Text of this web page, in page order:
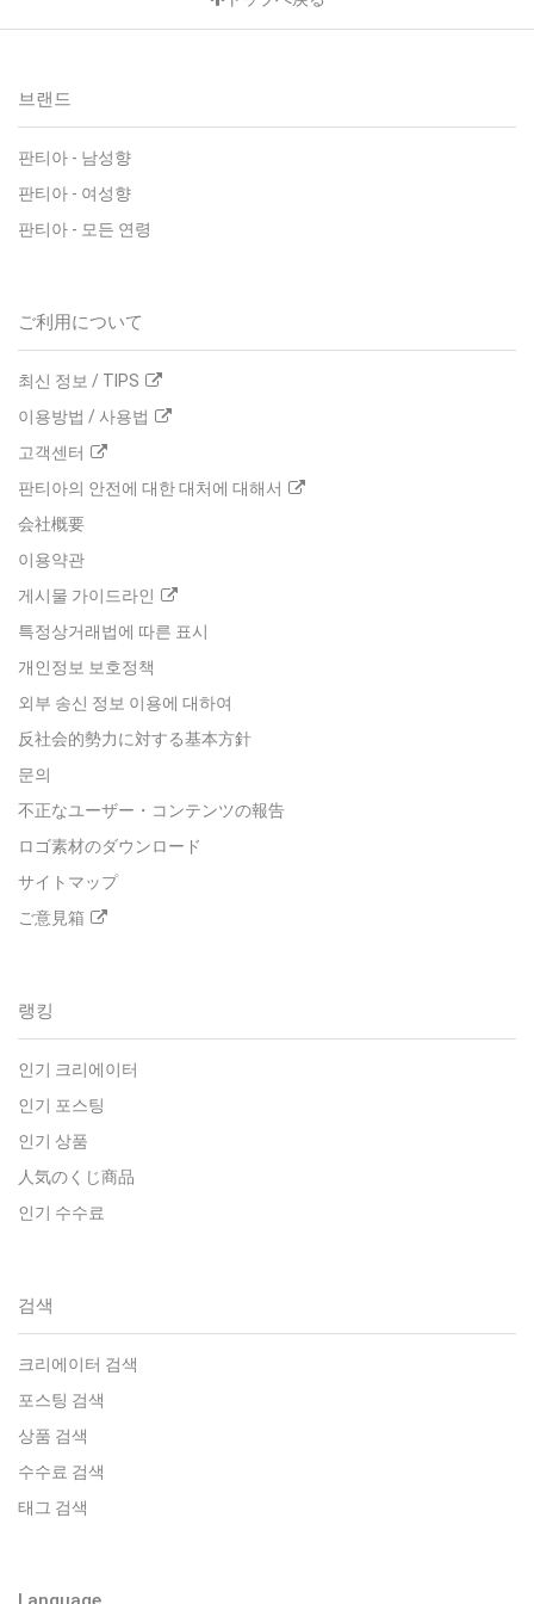
브랜드
판티아 - 남성향
판티아 - 여성향
판티아 - 모든 연령
ご利用について
최신 정보 / TIPS
이용방법 / 사용법
고객센터
판티아의 안전에 대한 대처에 대해서
会社概要
이용약관
게시물 가이드라인
특정상거래법에 따른 표시
개인정보 보호정책
외부 송신 정보 이용에 대하여
反社会的勢力に対する基本方針
문의
不正なユーザー・コンテンツの報告
ロゴ素材のダウンロード
サイトマップ
ご意見箱
랭킹
인기 크리에이터
인기 포스팅
인기 상품
人気のくじ商品
인기 수수료
검색
크리에이터 검색
포스팅 검색
상품 검색
수수료 검색
태그 검색